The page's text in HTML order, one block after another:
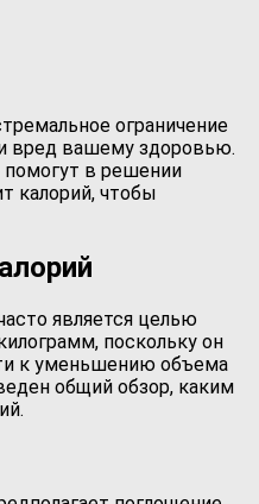
ограничение
вред вашему здоровью.
в решении
калорий, чтобы
является целью
поскольку он
к уменьшению объема
общий обзор, каким